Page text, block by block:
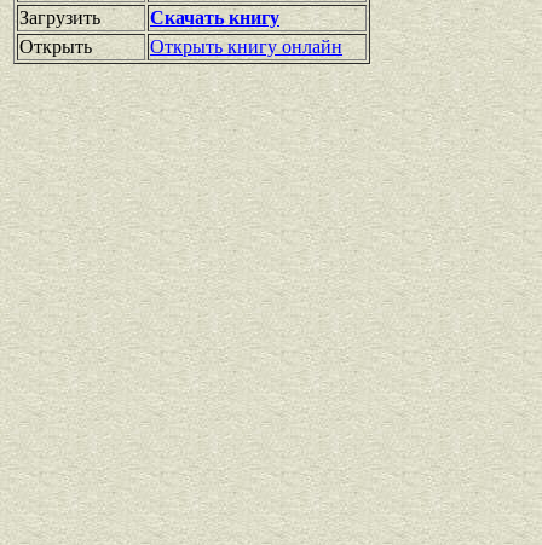
Загрузить
Скачать книгу
Открыть
Открыть книгу онлайн